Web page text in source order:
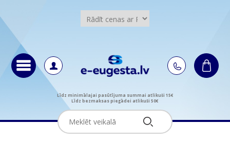
Līdz minimālajai pasūtījuma summai atlikuši 15€
Līdz bezmaksas piegādei atlikuši 50€